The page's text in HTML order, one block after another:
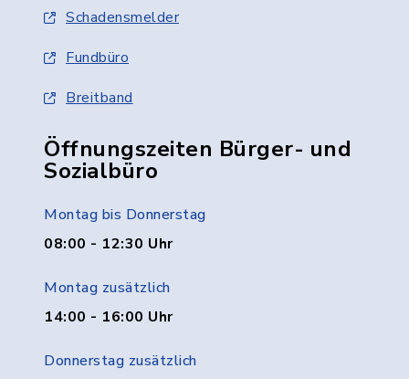
Schadensmelder
Fundbüro
Breitband
Öffnungszeiten Bürger- und
Sozialbüro
Montag bis Donnerstag
08:00 - 12:30 Uhr
Montag zusätzlich
14:00 - 16:00 Uhr
Donnerstag zusätzlich